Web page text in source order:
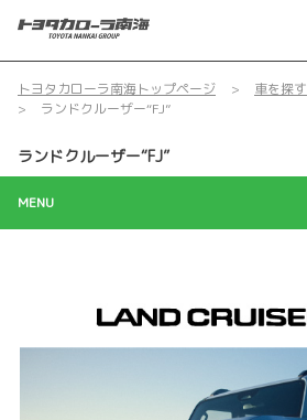
トヨタカローラ南海トップページ
車を探す
ランドクルーザー“FJ”
ランドクルーザー“FJ”
MENU